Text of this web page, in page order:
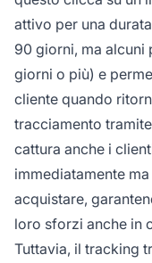
attivo per una
90 giorni, ma alcuni
giorni o più) e
cliente quando
tracciamento
cattura anche i
immediatamente
acquistare,
loro sforzi anche in
Tuttavia, il tracking